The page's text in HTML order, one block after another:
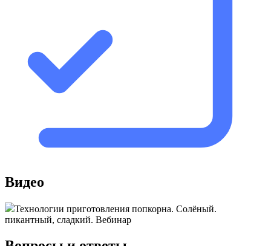
Видео
Технологии приготовления попкорна. Солёный.
пикантный, сладкий. Вебинар